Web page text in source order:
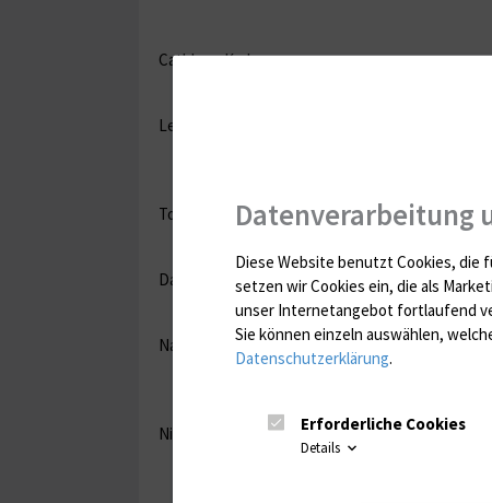
Cathleen Karbe
Lennard Spanehl
Torid Jacob
David Geiss
Nagi Elleisy
Nicole Gittel
Datenverarbeitung
Diese Website benutzt Cookies, die
setzen wir Cookies ein, die als
unser Internetangebot fortlaufend
Sie können einzeln auswählen,
Datenschutzerklärung.
Erforderliche Cookies
Details